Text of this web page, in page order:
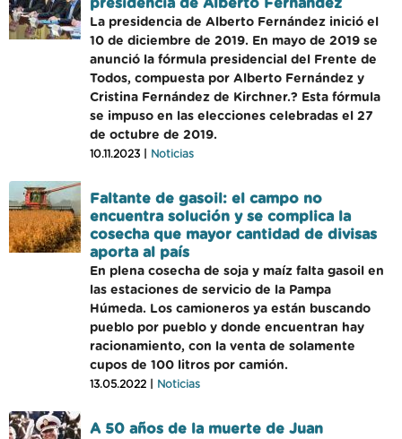
presidencia de Alberto Fernández
La presidencia de Alberto Fernández inició el
10 de diciembre de 2019. En mayo de 2019 se
anunció la fórmula presidencial del Frente de
Todos, compuesta por Alberto Fernández y
Cristina Fernández de Kirchner.? Esta fórmula
se impuso en las elecciones celebradas el 27
de octubre de 2019.
10.11.2023 | Noticias
Faltante de gasoil: el campo no
encuentra solución y se complica la
cosecha que mayor cantidad de divisas
aporta al país
En plena cosecha de soja y maíz falta gasoil en
las estaciones de servicio de la Pampa
Húmeda. Los camioneros ya están buscando
pueblo por pueblo y donde encuentran hay
racionamiento, con la venta de solamente
cupos de 100 litros por camión.
13.05.2022 | Noticias
A 50 años de la muerte de Juan